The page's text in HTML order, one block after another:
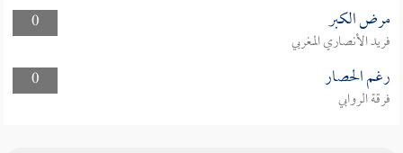
0
مرض الكبر
فريد الأنصاري المغربي
0
رغم الحصار
فرقة الروابي